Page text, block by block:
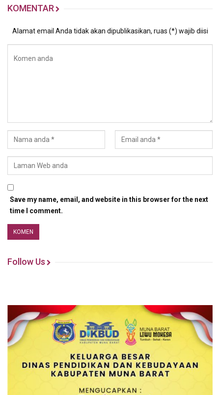
KOMENTAR
Alamat email Anda tidak akan dipublikasikan, ruas (*) wajib diisi
Save my name, email, and website in this browser for the next
time I comment.
Follow Us